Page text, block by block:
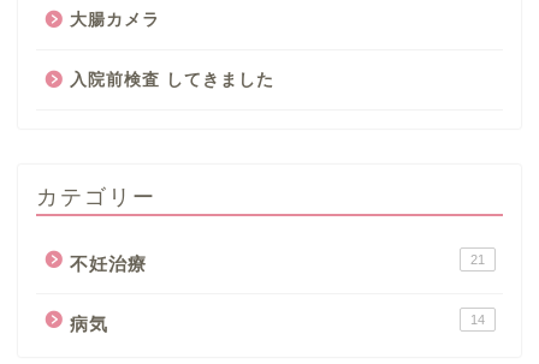
大腸カメラ
入院前検査 してきました
カテゴリー
不妊治療 21
病気 14